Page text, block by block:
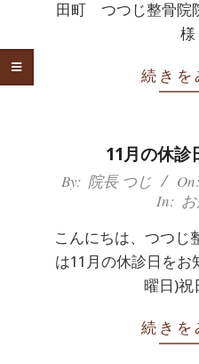
坐
骨
田町 つつじ整骨院
続きを
11月の休診
2021-
By: 院長 つじ On:
In:
こんにちは、つつじ
は11月の休診日をお
曜日)祝
続きを